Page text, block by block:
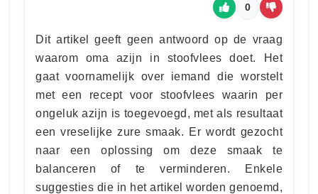
0
Dit artikel geeft geen antwoord op de vraag
waarom oma azijn in stoofvlees doet. Het
gaat voornamelijk over iemand die worstelt
met een recept voor stoofvlees waarin per
ongeluk azijn is toegevoegd, met als resultaat
een vreselijke zure smaak. Er wordt gezocht
naar een oplossing om deze smaak te
balanceren of te verminderen. Enkele
suggesties die in het artikel worden genoemd,